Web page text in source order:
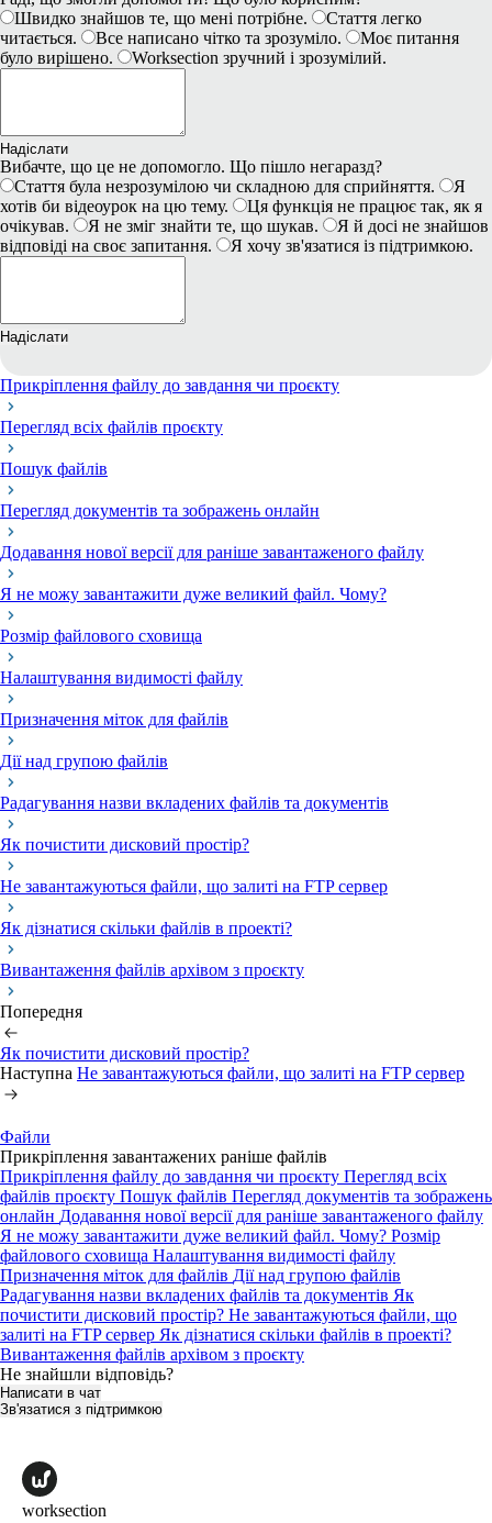
Швидко знайшов те, що мені потрібне.
Стаття легко
читається.
Все написано чітко та зрозуміло.
Моє питання
було вирішено.
Worksection зручний і зрозумілий.
Надіслати
Вибачте, що це не допомогло. Що пішло негаразд?
Стаття була незрозумілою чи складною для сприйняття.
Я
хотів би відеоурок на цю тему.
Ця функція не працює так, як я
очікував.
Я не зміг знайти те, що шукав.
Я й досі не знайшов
відповіді на своє запитання.
Я хочу зв'язатися із підтримкою.
Надіслати
Прикріплення файлу до завдання чи проєкту
Перегляд всіх файлів проєкту
Пошук файлів
Перегляд документів та зображень онлайн
Додавання нової версії для раніше завантаженого файлу
Я не можу завантажити дуже великий файл. Чому?
Розмір файлового сховища
Налаштування видимості файлу
Призначення міток для файлів
Дії над групою файлів
Радагування назви вкладених файлів та документів
Як почистити дисковий простір?
Не завантажуються файли, що залиті на FTP сервер
Як дізнатися скільки файлів в проекті?
Вивантаження файлів архівом з проєкту
Попередня
Як почистити дисковий простір?
Наступна Не завантажуються файли, що залиті на FTP сервер
Файли
Прикріплення завантажених раніше файлів
Прикріплення файлу до завдання чи проєкту Перегляд всіх
файлів проєкту Пошук файлів Перегляд документів та зображень
онлайн Додавання нової версії для раніше завантаженого файлу
Я не можу завантажити дуже великий файл. Чому? Розмір
файлового сховища Налаштування видимості файлу
Призначення міток для файлів Дії над групою файлів
Радагування назви вкладених файлів та документів Як
почистити дисковий простір? Не завантажуються файли, що
залиті на FTP сервер Як дізнатися скільки файлів в проекті?
Вивантаження файлів архівом з проєкту
Не знайшли відповідь?
Написати в чат
Зв'язатися з підтримкою
worksection